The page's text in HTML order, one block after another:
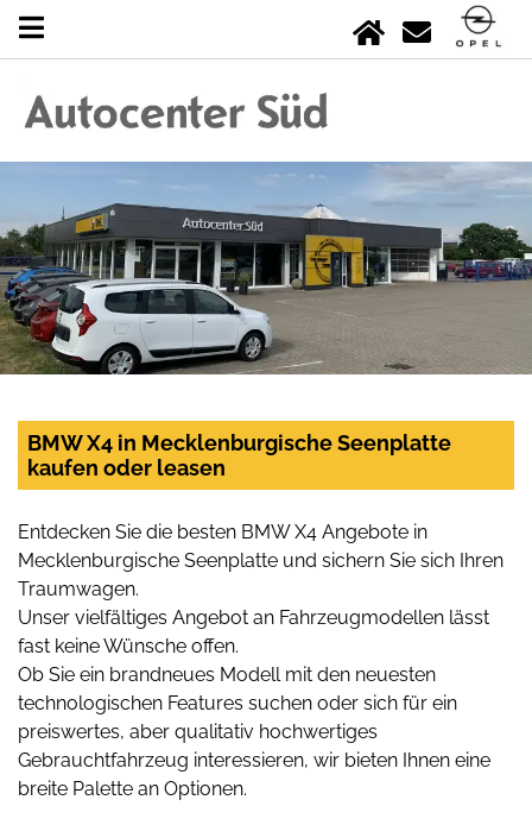
BMW X4 in Mecklenburgische Seenplatte
kaufen oder leasen
Entdecken Sie die besten BMW X4 Angebote in
Mecklenburgische Seenplatte und sichern Sie sich Ihren
Traumwagen.
Unser vielfältiges Angebot an Fahrzeugmodellen lässt
fast keine Wünsche offen.
Ob Sie ein brandneues Modell mit den neuesten
technologischen Features suchen oder sich für ein
preiswertes, aber qualitativ hochwertiges
Gebrauchtfahrzeug interessieren, wir bieten Ihnen eine
breite Palette an Optionen.